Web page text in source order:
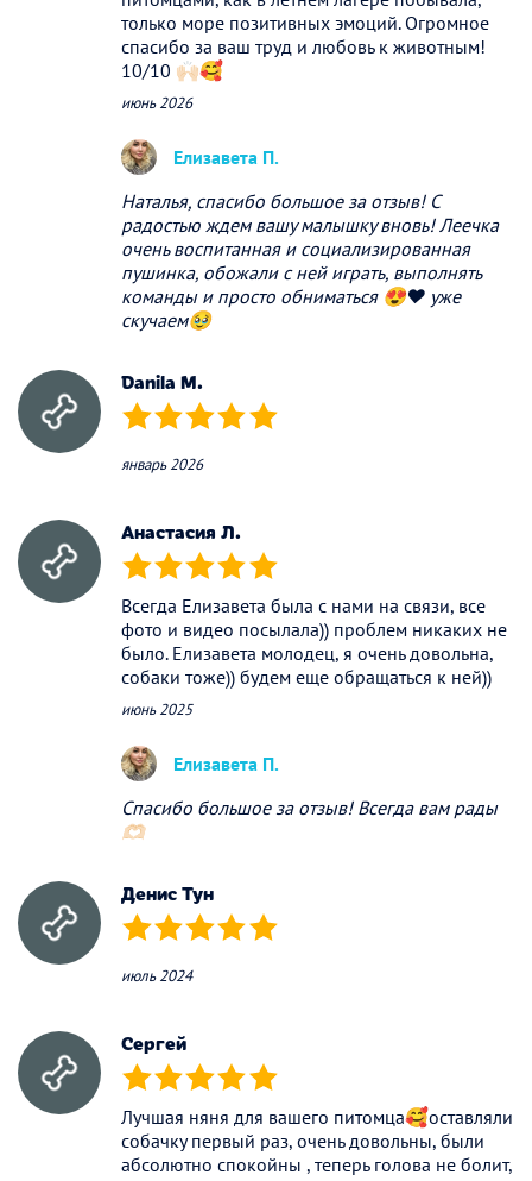
только море позитивных эмоций. Огромное
спасибо за ваш труд и любовь к животным!
10/10 🙌🏻🥰
июнь 2026
Елизавета П.
Наталья, спасибо большое за отзыв! С
радостью ждем вашу малышку вновь! Леечка
очень воспитанная и социализированная
пушинка, обожали с ней играть, выполнять
команды и просто обниматься 😍❤️ уже
скучаем🥹
Danila M.
(*) (*) (*) (*) (*)
январь 2026
Анастасия Л.
(*) (*) (*) (*) (*)
Всегда Елизавета была с нами на связи, все
фото и видео посылала)) проблем никаких не
было. Елизавета молодец, я очень довольна,
собаки тоже)) будем еще обращаться к ней))
июнь 2025
Елизавета П.
Спасибо большое за отзыв! Всегда вам рады
🫶🏻
Денис Тун
(*) (*) (*) (*) (*)
июль 2024
Сергей
(*) (*) (*) (*) (*)
Лучшая няня для вашего питомца🥰оставляли
собачку первый раз, очень довольны, были
абсолютно спокойны , теперь голова не болит,